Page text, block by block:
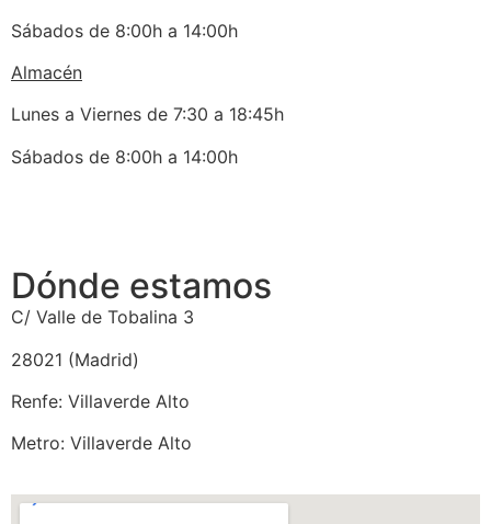
Sábados de 8:00h a 14:00h
Almacén
Lunes a Viernes de 7:30 a 18:45h
Sábados de 8:00h a 14:00h
Dónde estamos
C/ Valle de Tobalina 3
28021 (Madrid)
Renfe: Villaverde Alto
Metro: Villaverde Alto